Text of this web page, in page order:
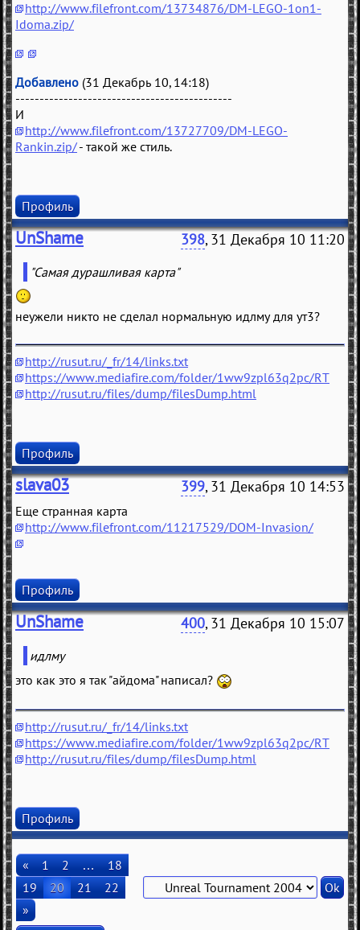
http://www.filefront.com/13734876/DM-LEGO-1on1-
Idoma.zip/
Добавлено (31 Декабрь 10, 14:18)
---------------------------------------------
И
http://www.filefront.com/13727709/DM-LEGO-
Rankin.zip/- такой же стиль.
Профиль
UnShame 398, 31 Декабря 10 11:20
"Самая дурашливая карта"
неужели никто не сделал нормальную идлму для ут3?
http://rusut.ru/_fr/14/links.txt
https://www.mediafire.com/folder/1ww9zpl63q2pc/RT
http://rusut.ru/files/dump/filesDump.html
Профиль
slava03 399, 31 Декабря 10 14:53
Еще странная карта
http://www.filefront.com/11217529/DOM-Invasion/
Профиль
UnShame 400, 31 Декабря 10 15:07
идлму
это как это я так "айдома" написал?
http://rusut.ru/_fr/14/links.txt
https://www.mediafire.com/folder/1ww9zpl63q2pc/RT
http://rusut.ru/files/dump/filesDump.html
Профиль
« 1 2 …
18
19
20 21
22
»